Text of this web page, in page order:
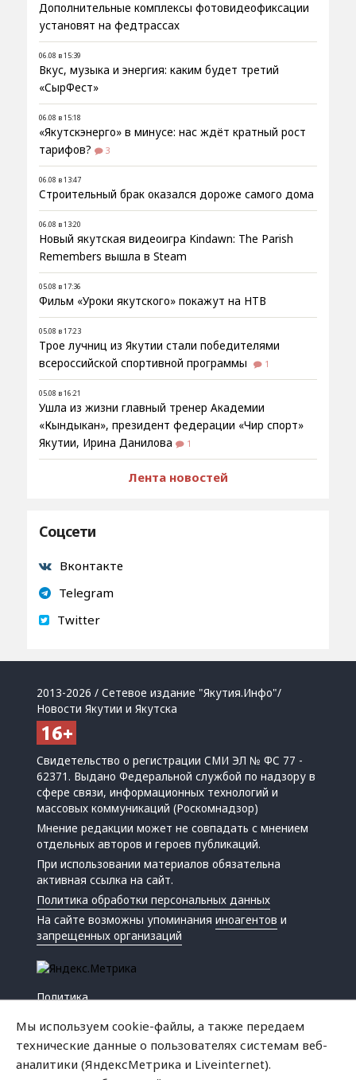
Дополнительные комплексы фотовидеофиксации
установят на федтрассах
06.08 в 15:39
Вкус, музыка и энергия: каким будет третий
«СырФест»
06.08 в 15:18
«Якутскэнерго» в минусе: нас ждёт кратный рост
тарифов?
3
06.08 в 13:47
Строительный брак оказался дороже самого дома
06.08 в 13:20
Новый якутская видеоигра Kindawn: The Parish
Remembers вышла в Steam
05.08 в 17:36
Фильм «Уроки якутского» покажут на НТВ
05.08 в 17:23
Трое лучниц из Якутии стали победителями
всероссийской спортивной программы
1
05.08 в 16:21
Ушла из жизни главный тренер Академии
«Кындыкан», президент федерации «Чир спорт»
Якутии, Ирина Данилова
1
Лента новостей
Соцсети
Вконтакте
Telegram
Twitter
2013-2026 / Сетевое издание "Якутия.Инфо"/
Новости Якутии и Якутска
Свидетельство о регистрации СМИ ЭЛ № ФС 77 -
62371. Выдано Федеральной службой по надзору в
сфере связи, информационных технологий и
массовых коммуникаций (Роскомнадзор)
Мнение редакции может не совпадать с мнением
отдельных авторов и героев публикаций.
При использовании материалов обязательна
активная ссылка на сайт.
Политика обработки персональных данных
На сайте возможны упоминанияиноагентов и
запрещенных организаций
Политика
Мы используем cookie-файлы, а также передаем
технические данные о пользователях системам веб-
аналитики (ЯндексМетрика и Liveinternet).